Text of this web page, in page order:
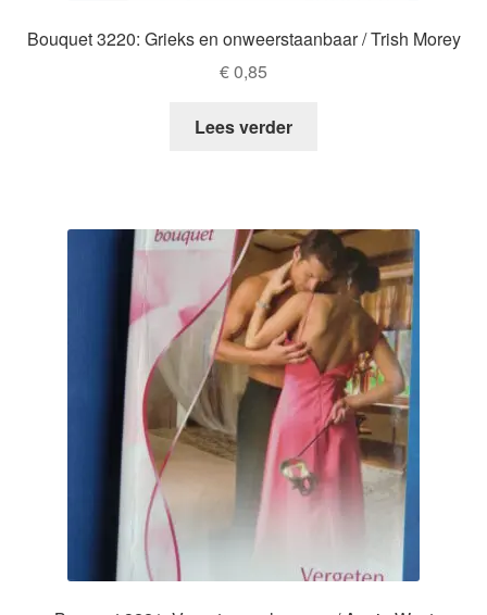
Bouquet 3220: Grieks en onweerstaanbaar / Trish Morey
€0,85
Lees verder